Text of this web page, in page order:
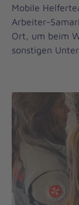
Mobile
Arbeiter-
Ort, um beim
sonstigen